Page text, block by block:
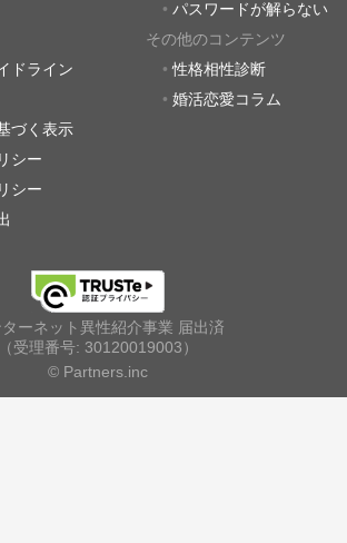
ドライン
づく表示
シー
シー
パスワードが解らない
その他のコンテンツ
性格相性診断
婚活恋愛コラム
ターネット異性紹介事業 届出済
（受理番号: 30120019003）
© Partners.inc